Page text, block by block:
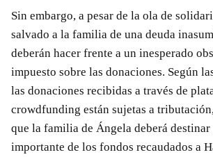
Sin embargo, a pesar de la ola de
salvado a la familia de una deuda
deberán hacer frente a un inesperado
impuesto sobre las donaciones. Según
las donaciones recibidas a través de
crowdfunding están sujetas a
que la familia de Ángela deberá destinar
importante de los fondos recaudados a